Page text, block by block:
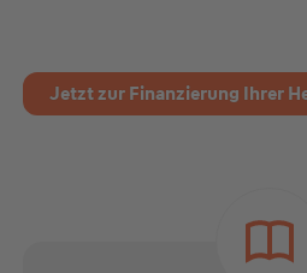
Jetzt zur Finanzierung Ihrer